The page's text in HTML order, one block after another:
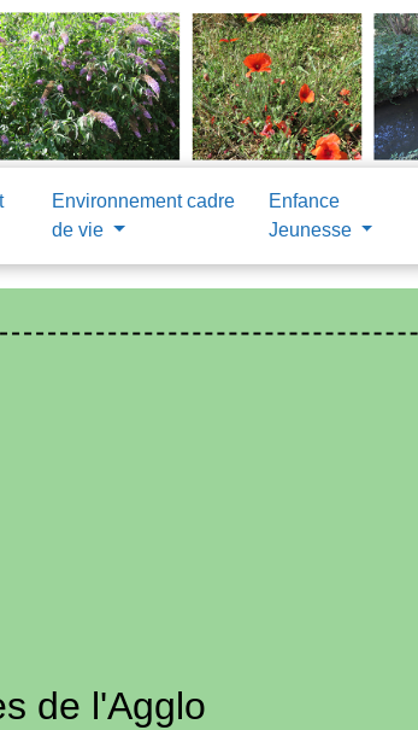
Environnement cadre
de vie
Enfance
Jeunesse
de l'Agglo